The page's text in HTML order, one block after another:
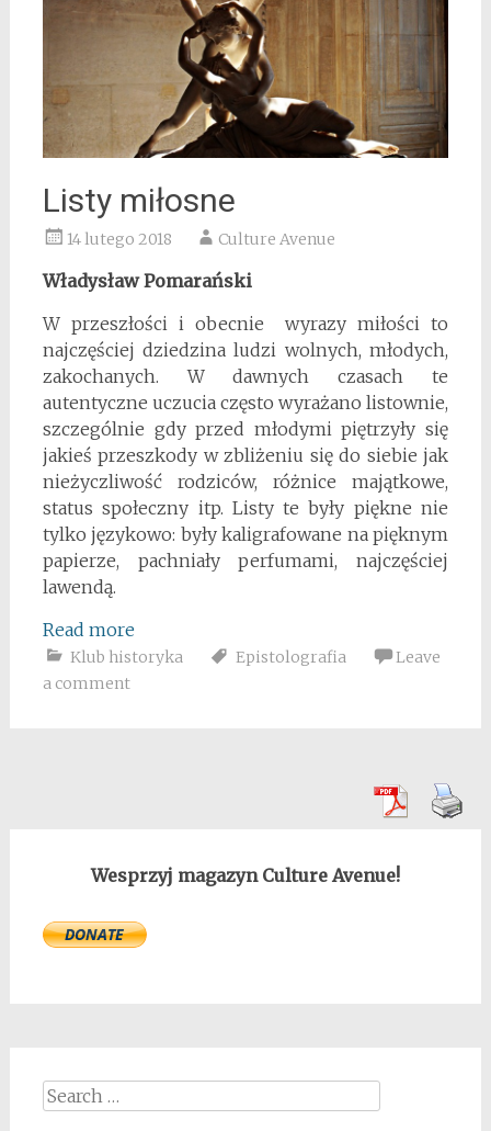
Listy miłosne
14 lutego 2018 Culture Avenue
Władysław Pomarański
W przeszłości i obecnie wyrazy miłości to
najczęściej dziedzina ludzi wolnych, młodych,
zakochanych. W dawnych czasach te
autentyczne uczucia często wyrażano listownie,
szczególnie gdy przed młodymi piętrzyły się
jakieś przeszkody w zbliżeniu się do siebie jak
nieżyczliwość rodziców, różnice majątkowe,
status społeczny itp. Listy te były piękne nie
tylko językowo: były kaligrafowane na pięknym
papierze, pachniały perfumami, najczęściej
lawendą.
Read more
Klub historyka Epistolografia
Leave
a comment
Wesprzyj magazyn Culture Avenue!
Search
for: